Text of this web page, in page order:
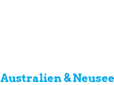
Australien &